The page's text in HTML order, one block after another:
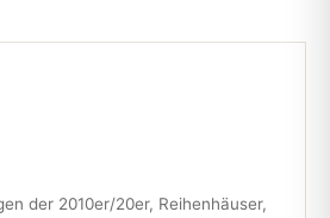
der 2010er/20er, Reihenhäuser,